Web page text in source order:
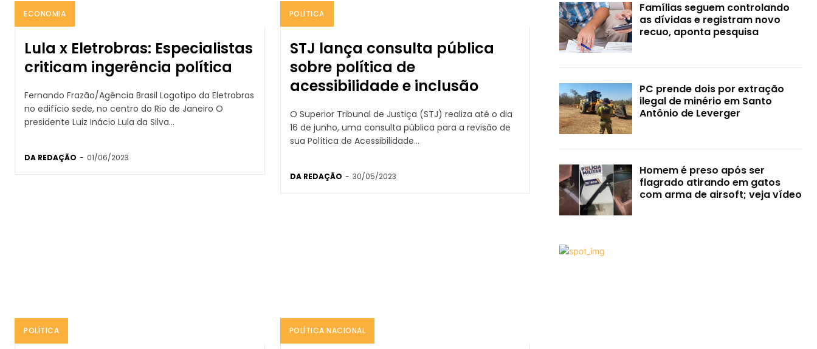
ECONOMIA
Lula x Eletrobras: Especialistas
criticam ingerência política
Fernando Frazão/Agência Brasil Logotipo da Eletrobras
no edifício sede, no centro do Rio de Janeiro O
presidente Luiz Inácio Lula da Silva...
DA REDAÇÃO - 01/06/2023
POLÍTICA
STJ lança consulta pública
sobre política de
acessibilidade e inclusão
O Superior Tribunal de Justiça (STJ) realiza até o dia
16 de junho, uma consulta pública para a revisão de
sua Política de Acessibilidade...
DA REDAÇÃO - 30/05/2023
POLÍTICA POLÍTICA NACIONAL
Famílias seguem controlando
as dívidas e registram novo
recuo, aponta pesquisa
PC prende dois por extração
ilegal de minério em Santo
Antônio de Leverger
Homem é preso após ser
flagrado atirando em gatos
com arma de airsoft; veja vídeo